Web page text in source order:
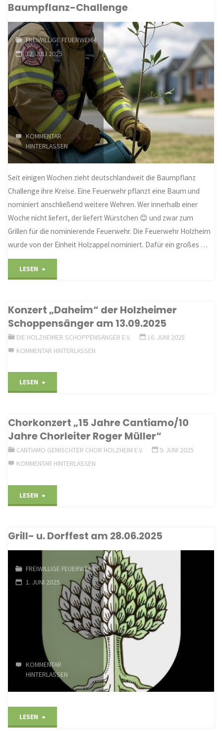
August"
Baumpflanz-Challenge
FREIWILLIGE FEUERWEHR
12. JULI 2025
KOMMENTAR
HINTERLASSEN
Seit einigen Wochen zieht deutschlandweit die Baumpflanz
Challenge ihre Kreise. Eine Feuerwehr pflanzt eine Baum und
nominiert anschließend weitere Wehren. Wer innerhalb einer
Woche nicht liefert, der liefert Würstchen 😊 und zwar zum
Grillen für die nominierende Feuerwehr. Die Feuerwehr Holzheim
wurde von der Einheit Holzappel nominiert. Dafür ein großes …
LESEN
Konzert „Daheim“ der Holzheimer
Schoppensänger am 13.09.2025
DIE HOLZHEIMER SCHOPPENSÄNGER E.V.
16. JUNI 2025
KOMMENTAR HINTERLASSEN
LESEN
der
Schoppensänger
am
13.09.2025"
Chorkonzert „15 Jahre Cantiamo/10
Jahre Chorleiter Roger Müller“
CANTIAMO GEMISCHTER CHOR HOLZHEIM E.V.
9. JUNI 2025
KOMMENTAR HINTERLASSEN
LESEN
Jahre
Jahre
Chorleiter
Roger
Grill- u. Dorffest am 28.06.2025
FREIWILLIGE FEUERWEHR
1. JUNI 2025
KOMMENTAR
HINTERLASSEN
LESEN